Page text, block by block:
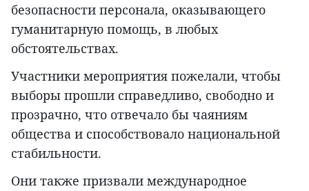
безопасности персонала, оказывающего
гуманитарную помощь, в любых
обстоятельствах.
Участники мероприятия пожелали, чтобы
выборы прошли справедливо, свободно и
прозрачно, что отвечало бы чаяниям
общества и способствовало национальной
стабильности.
Они также призвали международное